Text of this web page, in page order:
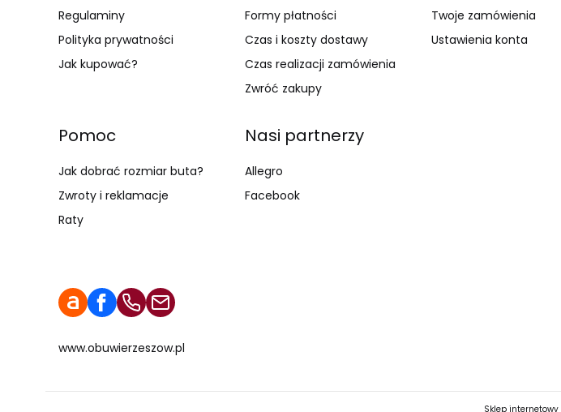
Regulaminy
Polityka prywatności
Jak kupować?
Formy płatności
Czas i koszty dostawy
Czas realizacji zamówienia
Zwróć zakupy
Twoje zamówienia
Ustawienia konta
Pomoc
Jak dobrać rozmiar buta?
Zwroty i reklamacje
Raty
Nasi partnerzy
Allegro
Facebook
www.obuwierzeszow.pl
Sklep internetowy